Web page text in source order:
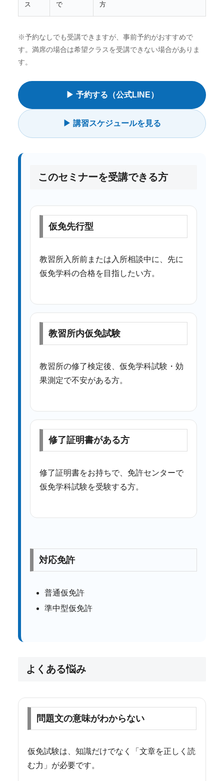
ス
で
方
※予約なしでも受講できますが、事前予約がおすすめで
す。満席の場合は希望クラスを受講できない場合がありま
す。
▶ 予約する（公式LINE）
▶ 講習スケジュールを見る
このセミナーを受講できる方
仮免先行型
教習所入所前または入所相談中に、先に
仮免学科の合格を目指したい方。
教習所内仮免試験
教習所の修了検定後、仮免学科試験・効
果測定で不安がある方。
修了証明書がある方
修了証明書をお持ちで、免許センターで
仮免学科試験を受験する方。
対応免許
普通仮免許
準中型仮免許
よくある悩み
問題文の意味がわからない
仮免試験は、知識だけでなく「文章を正しく読
む力」が必要です。